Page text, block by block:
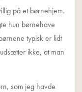
på et børnehjem.
hun børnehave
typisk er lidt
ikke, at man
som jeg havde